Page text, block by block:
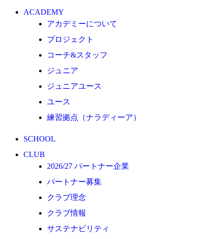
サステナビリティ
Web制作支援
応援プロジェクト
ACADEMY
アカデミーについて
プロジェクト
コーチ&スタッフ
ジュニア
ジュニアユース
ユース
練習拠点（ナラディーア）
SCHOOL
CLUB
2026/27 パートナー企業
パートナー募集
クラブ理念
クラブ情報
サステナビリティ